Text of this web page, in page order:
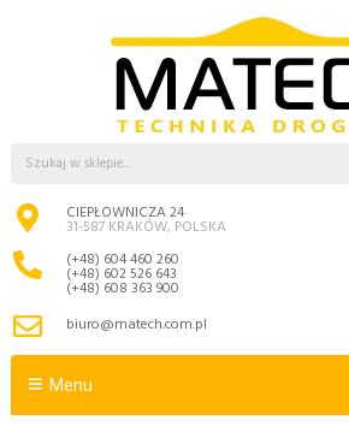
CIEPŁOWNICZA 24
31-587 KRAKÓW, POLSKA
(+48) 604 460 260
(+48) 602 526 643
(+48) 608 363 900
biuro@matech.com.pl
Menu